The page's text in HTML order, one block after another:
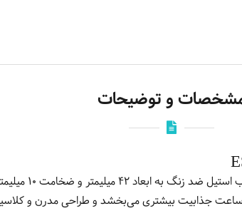
و توضیحات
با طراحی
جذابیت بیشتری می‌بخشد و طراحی مدرن و